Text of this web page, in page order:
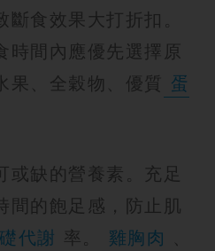
食效果大打折扣。
時間內應優先選擇原
果、全穀物、優質 蛋
或缺的營養素。充足
間的飽足感，防止肌
代謝 率。 雞胸肉 、